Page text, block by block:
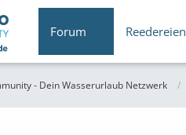
Forum Reedereien
- Dein Wasserurlaub Netzwerk